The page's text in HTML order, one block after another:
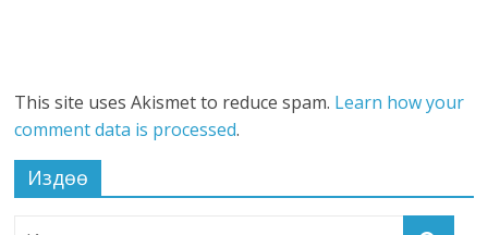
This site uses Akismet to reduce spam. Learn how your
comment data is processed.
Издөө